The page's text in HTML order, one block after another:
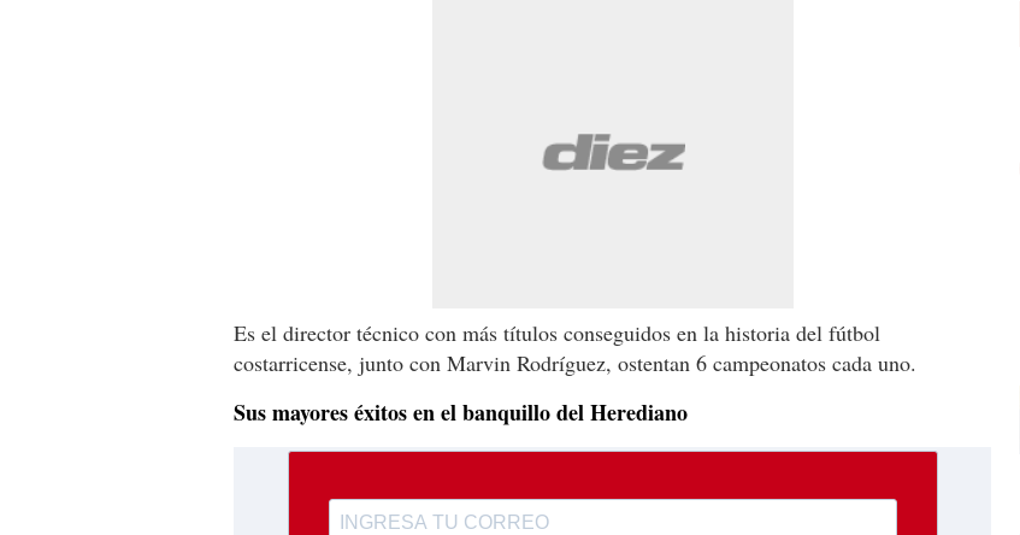
Es el director técnico con más títulos conseguidos en la historia del fútbol
costarricense, junto con Marvin Rodríguez, ostentan 6 campeonatos cada uno.
Sus mayores éxitos en el banquillo del Herediano